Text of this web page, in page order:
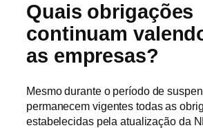
Quais obrigações
continuam
as empresas?
Mesmo durante o período de
permanecem vigentes todas as
estabelecidas pela atualização da